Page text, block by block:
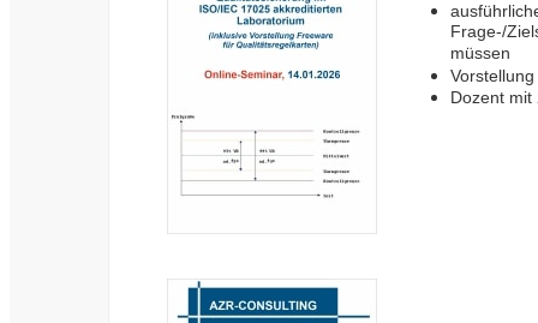
Frage-/
müssen
Dozent